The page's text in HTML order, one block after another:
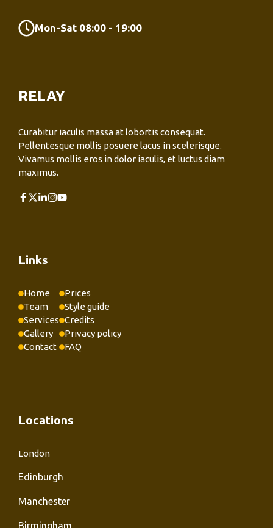
Mon-Sat 08:00 - 19:00
RELAY
Curabitur iaculis massa at lobortis consequat.
Pellentesque mollis posuere lacus in scelerisque.
Vivamus mollis eros in dolor iaculis, et luctus diam
maximus.
Links
Home
Team
Services
Gallery
Contact
Prices
Style guide
Credits
Privacy policy
FAQ
Locations
London
Edinburgh
Manchester
Birmingham